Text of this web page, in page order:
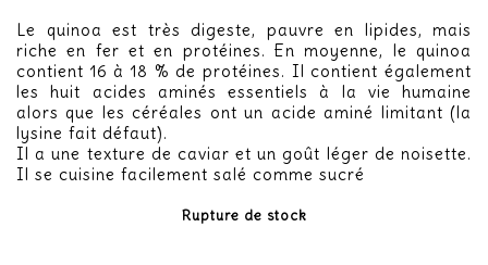
Le quinoa est très digeste, pauvre en lipides, mais
riche en fer et en protéines. En moyenne, le quinoa
contient 16 à 18 % de protéines. Il contient également
les huit acides aminés essentiels à la vie humaine
alors que les céréales ont un acide aminé limitant (la
lysine fait défaut).
Il a une texture de caviar et un goût léger de noisette.
Il se cuisine facilement salé comme sucré
Rupture de stock